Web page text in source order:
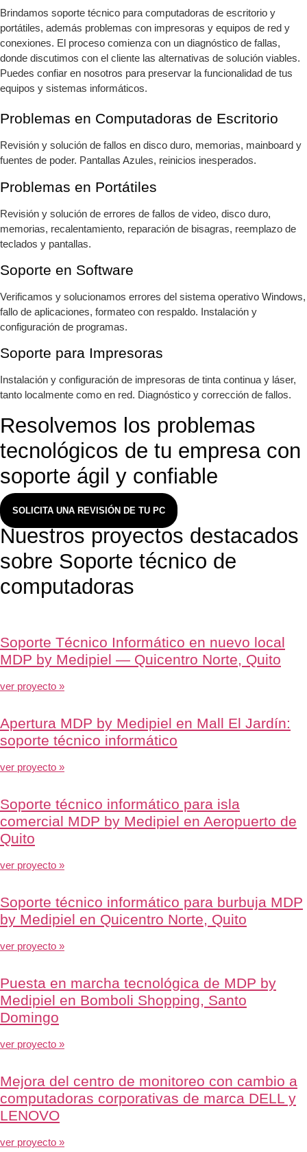
Brindamos soporte técnico para computadoras de escritorio y
portátiles, además problemas con impresoras y equipos de red y
conexiones. El proceso comienza con un diagnóstico de fallas,
donde discutimos con el cliente las alternativas de solución viables.
Puedes confiar en nosotros para preservar la funcionalidad de tus
equipos y sistemas informáticos.
Problemas en Computadoras de Escritorio
Revisión y solución de fallos en disco duro, memorias, mainboard y
fuentes de poder. Pantallas Azules, reinicios inesperados.
Problemas en Portátiles
Revisión y solución de errores de fallos de video, disco duro,
memorias, recalentamiento, reparación de bisagras, reemplazo de
teclados y pantallas.
Soporte en Software
Verificamos y solucionamos errores del sistema operativo Windows,
fallo de aplicaciones, formateo con respaldo. Instalación y
configuración de programas.
Soporte para Impresoras
Instalación y configuración de impresoras de tinta continua y láser,
tanto localmente como en red. Diagnóstico y corrección de fallos.
Resolvemos los problemas
tecnológicos de tu empresa con
soporte ágil y confiable
SOLICITA UNA REVISIÓN DE TU PC
Nuestros proyectos destacados
sobre Soporte técnico de
computadoras
Soporte Técnico Informático en nuevo local
MDP by Medipiel — Quicentro Norte, Quito
ver proyecto »
Apertura MDP by Medipiel en Mall El Jardín:
soporte técnico informático
ver proyecto »
Soporte técnico informático para isla
comercial MDP by Medipiel en Aeropuerto de
Quito
ver proyecto »
Soporte técnico informático para burbuja MDP
by Medipiel en Quicentro Norte, Quito
ver proyecto »
Puesta en marcha tecnológica de MDP by
Medipiel en Bomboli Shopping, Santo
Domingo
ver proyecto »
Mejora del centro de monitoreo con cambio a
computadoras corporativas de marca DELL y
LENOVO
ver proyecto »